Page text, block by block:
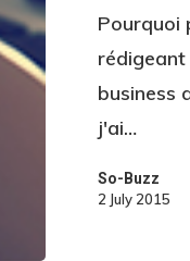
Pourquoi
business
j'ai…
So-Buzz
2 July 2015